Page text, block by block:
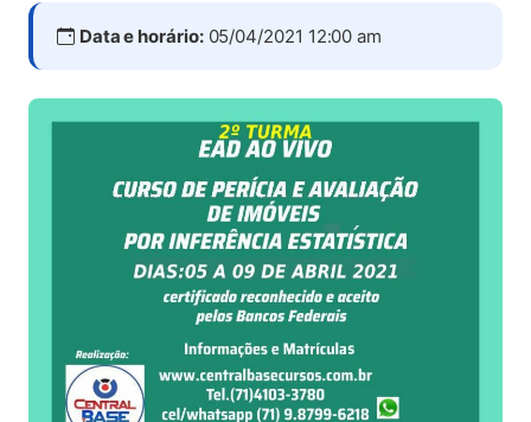
Data e horário:05/04/2021 12:00 am